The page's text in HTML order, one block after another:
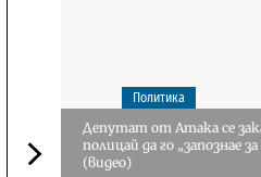
Политика
Депутат от Атака се
полицай да го „запознае
(видео)